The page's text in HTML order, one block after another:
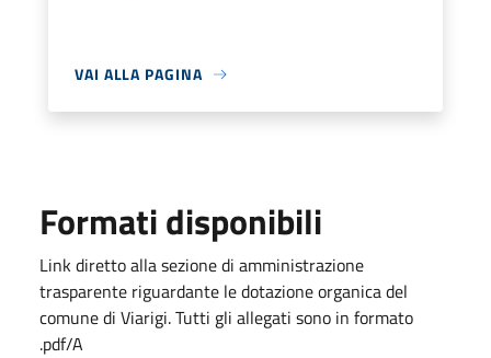
VAI ALLA PAGINA
Formati disponibili
Link diretto alla sezione di amministrazione
trasparente riguardante le dotazione organica del
comune di Viarigi. Tutti gli allegati sono in formato
.pdf/A